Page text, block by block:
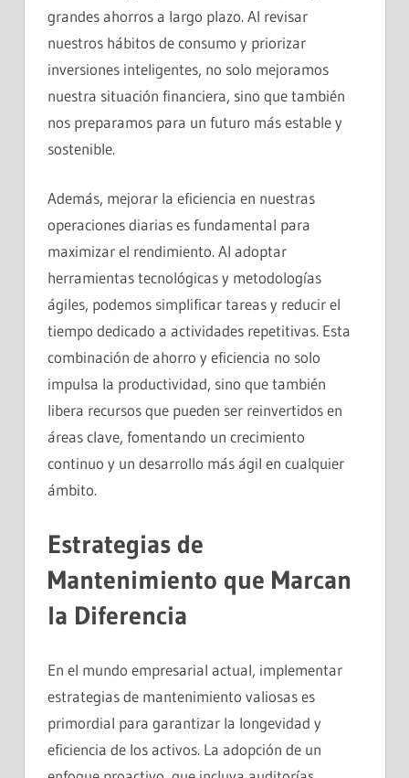
grandes ahorros a largo plazo. Al revisar
nuestros hábitos de consumo y priorizar
inversiones inteligentes, no solo mejoramos
nuestra situación financiera, sino que también
nos preparamos para un futuro más estable y
sostenible.
Además, mejorar la eficiencia en nuestras
operaciones diarias es fundamental para
maximizar el rendimiento. Al adoptar
herramientas tecnológicas y metodologías
ágiles, podemos simplificar tareas y reducir el
tiempo dedicado a actividades repetitivas. Esta
combinación de ahorro y eficiencia no solo
impulsa la productividad, sino que también
libera recursos que pueden ser reinvertidos en
áreas clave, fomentando un crecimiento
continuo y un desarrollo más ágil en cualquier
ámbito.
Estrategias de
Mantenimiento que Marcan
la Diferencia
En el mundo empresarial actual, implementar
estrategias de mantenimiento valiosas es
primordial para garantizar la longevidad y
eficiencia de los activos. La adopción de un